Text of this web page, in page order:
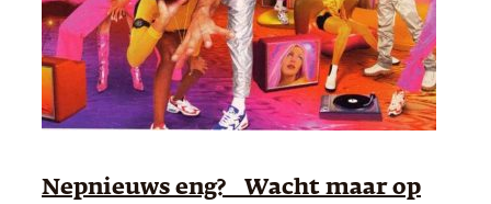
Nepnieuws eng? Wacht maar op